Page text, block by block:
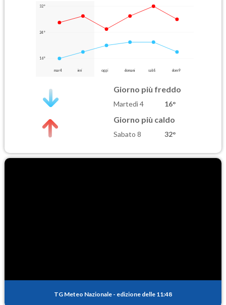
32°
24°
16°
mar 4 ieri oggi domani sab 8 dom 9
Giorno più freddo
Martedì 4 16°
Giorno più caldo
Sabato 8 32°
TG Meteo Nazionale - edizione delle 11:48